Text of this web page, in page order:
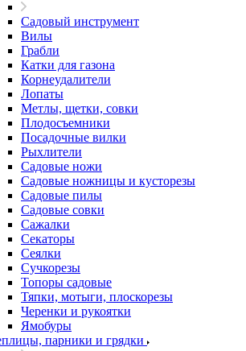
Садовый инструмент
Вилы
Грабли
Катки для газона
Корнеудалители
Лопаты
Метлы, щетки, совки
Плодосъемники
Посадочные вилки
Рыхлители
Садовые ножи
Садовые ножницы и кусторезы
Садовые пилы
Садовые совки
Сажалки
Секаторы
Сеялки
Сучкорезы
Топоры садовые
Тяпки, мотыги, плоскорезы
Черенки и рукоятки
Ямобуры
парники и грядки